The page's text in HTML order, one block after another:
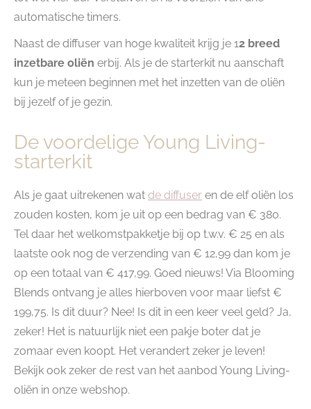
automatische timers.
Naast de diffuser van hoge kwaliteit krijg je 12 breed
inzetbare oliën erbij. Als je de starterkit nu aanschaft
kun je meteen beginnen met het inzetten van de oliën
bij jezelf of je gezin.
De voordelige Young Living-
starterkit
Als je gaat uitrekenen wat de diffuser en de elf oliën los
zouden kosten, kom je uit op een bedrag van € 380.
Tel daar het welkomstpakketje bij op t.w.v. € 25 en als
laatste ook nog de verzending van € 12,99 dan kom je
op een totaal van € 417,99. Goed nieuws! Via Blooming
Blends ontvang je alles hierboven voor maar liefst €
199,75. Is dit duur? Nee! Is dit in een keer veel geld? Ja,
zeker! Het is natuurlijk niet een pakje boter dat je
zomaar even koopt. Het verandert zeker je leven!
Bekijk ook zeker de rest van het aanbod Young Living-
oliën in onze webshop.